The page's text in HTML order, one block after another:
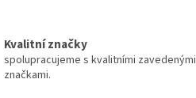
Kvalitní značky
spolupracujeme s kvalitními zavedenými
značkami.